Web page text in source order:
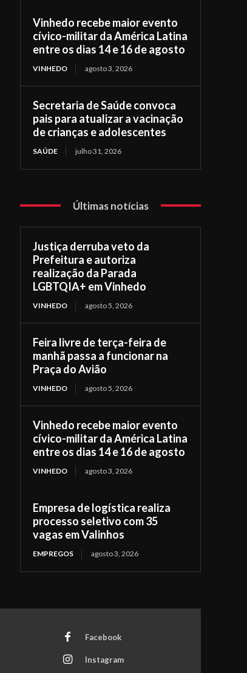
Vinhedo recebe maior evento
cívico-militar da América Latina
entre os dias 14 e 16 de agosto
VINHEDO agosto 3, 2026
Secretaria de Saúde convoca
pais para atualizar a vacinação
de crianças e adolescentes
SAÚDE julho 31, 2026
Últimas notícias
Justiça derruba veto da
Prefeitura e autoriza
realização da Parada
LGBTQIA+ em Vinhedo
VINHEDO agosto 5, 2026
Feira livre de terça-feira de
manhã passa a funcionar na
Praça do Avião
VINHEDO agosto 5, 2026
Vinhedo recebe maior evento
cívico-militar da América Latina
entre os dias 14 e 16 de agosto
VINHEDO agosto 3, 2026
Empresa de logística realiza
processo seletivo com 35
vagas em Valinhos
EMPREGOS agosto 3, 2026
Facebook
Instagram